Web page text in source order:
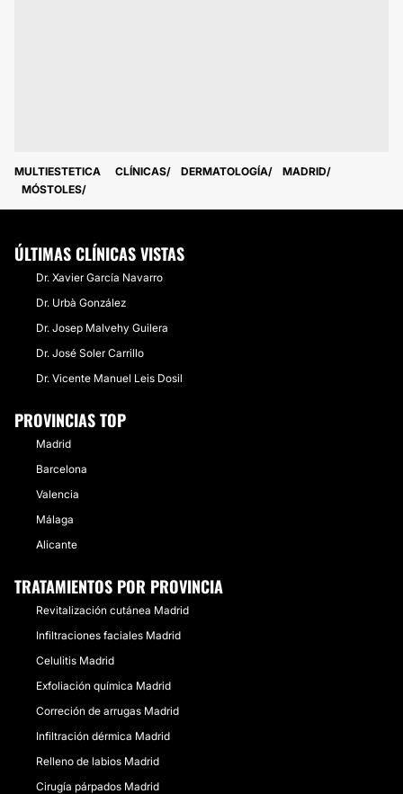
MULTIESTETICA CLÍNICAS DERMATOLOGÍA
MADRID
MÓSTOLES
ÚLTIMAS CLÍNICAS VISTAS
Dr. Xavier García Navarro
Dr. Urbà González
Dr. Josep Malvehy Guilera
Dr. José Soler Carrillo
Dr. Vicente Manuel Leis Dosil
PROVINCIAS TOP
Madrid
Barcelona
Valencia
Málaga
Alicante
TRATAMIENTOS POR PROVINCIA
Revitalización cutánea Madrid
Infiltraciones faciales Madrid
Celulitis Madrid
Exfoliación química Madrid
Correción de arrugas Madrid
Infiltración dérmica Madrid
Relleno de labios Madrid
Cirugía párpados Madrid